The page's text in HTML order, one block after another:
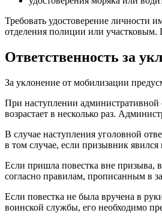
Требовать удостоверение личности
отделения полиции или
Ответственность за
За уклонение от мобилизации
При наступлении административной
возрастает в несколько раз.
В случае наступления уголовной
в том случае, если призывник
Если пришла повестка вне призыва,
согласно правилам, прописанным в
Если повестка не была вручена в
воинской службы, его необходимо